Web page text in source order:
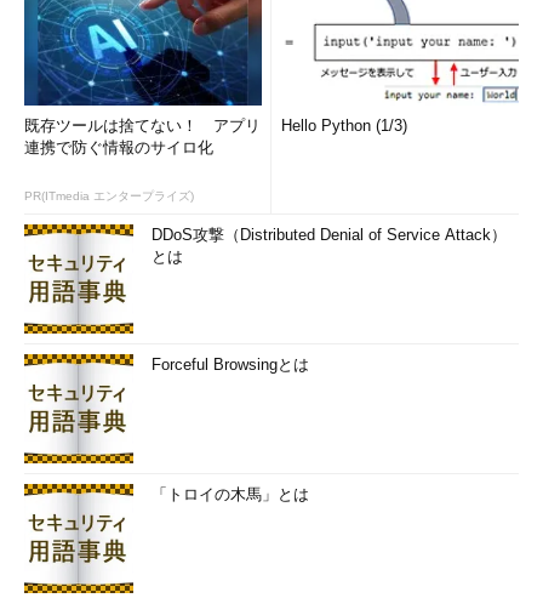
既存ツールは捨てない！ アプリ
連携で防ぐ情報のサイロ化
PR(ITmedia エンタープライズ)
Hello Python (1/3)
DDoS攻撃（Distributed Denial of Service Attack）
とは
Forceful Browsingとは
「トロイの木馬」とは